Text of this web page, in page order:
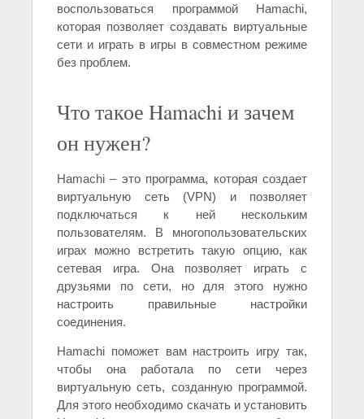
воспользоваться программой Hamachi,
которая позволяет создавать виртуальные
сети и играть в игры в совместном режиме
без проблем.
Что такое Hamachi и зачем
он нужен?
Hamachi – это программа, которая создает
виртуальную сеть (VPN) и позволяет
подключаться к ней нескольким
пользователям. В многопользовательских
играх можно встретить такую опцию, как
сетевая игра. Она позволяет играть с
друзьями по сети, но для этого нужно
настроить правильные настройки
соединения.
Hamachi поможет вам настроить игру так,
чтобы она работала по сети через
виртуальную сеть, созданную программой.
Для этого необходимо скачать и установить